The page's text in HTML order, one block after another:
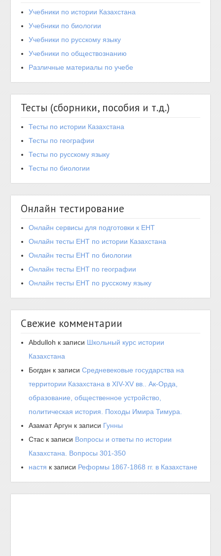
Учебники по истории Казахстана
Учебники по биологии
Учебники по русскому языку
Учебники по обществознанию
Различные материалы по учебе
Тесты (сборники, пособия и т.д.)
Тесты по истории Казахстана
Тесты по географии
Тесты по русскому языку
Тесты по биологии
Онлайн тестирование
Онлайн сервисы для подготовки к ЕНТ
Онлайн тесты ЕНТ по истории Казахстана
Онлайн тесты ЕНТ по биологии
Онлайн тесты ЕНТ по географии
Онлайн тесты ЕНТ по русскому языку
Свежие комментарии
Abdulloh к записи Школьный курс истории
Казахстана
Богдан к записиСредневековые государства на
территории Казахстана в XIV-XV вв.. Ак-Орда,
образование, общественное устройство,
политическая история. Походы Имира Тимура.
Азамат Аргун к записи Гунны
Стас к записи Вопросы и ответы по истории
Казахстана. Вопросы 301-350
настя к записи Реформы 1867-1868 гг. в Казахстане